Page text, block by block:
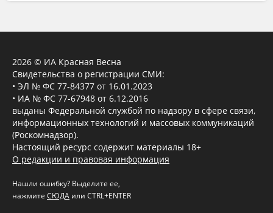
2026 © ИА Красная Весна
Свидетельства о регистрации СМИ:
• ЭЛ № ФС 77-84377 от 16.01.2023
• ИА № ФС 77-67948 от 6.12.2016
выданы Федеральной службой по надзору в сфере связи,
информационных технологий и массовых коммуникаций
(Роскомнадзор).
Настоящий ресурс содержит материалы 18+
О редакции и правовая информация
Нашли ошибку? Выделите ее,
нажмите СЮДА или CTRL+ENTER